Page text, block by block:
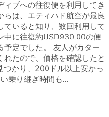
ィブへの往復便を利用してき
らは、エティハド航空が最良
いると知り、数回利用して
中に往復約USD930.00の便
予定でした。 友人がカター
たので、価格を確認したと
つかり、200ドル以上安かっ
乗り継ぎ時間も...